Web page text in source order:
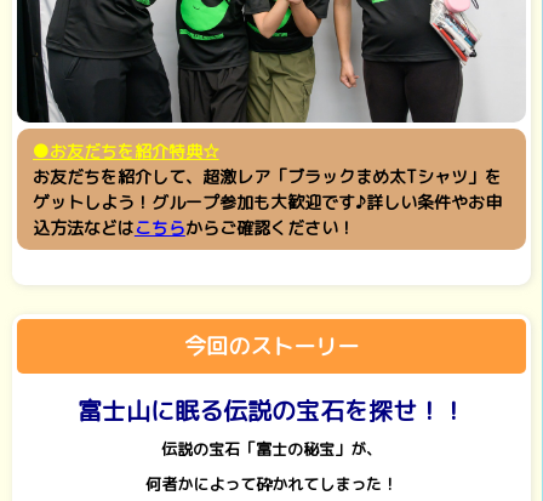
●お友だちを紹介特典☆
お友だちを紹介して、超激レア「ブラックまめ太Tシャツ」を
ゲットしよう！グループ参加も大歓迎です♪詳しい条件やお申
込方法などはこちらからご確認ください！
今回のストーリー
富士山に眠る伝説の宝石を探せ！！
伝説の宝石「富士の秘宝」が、
何者かによって砕かれてしまった！